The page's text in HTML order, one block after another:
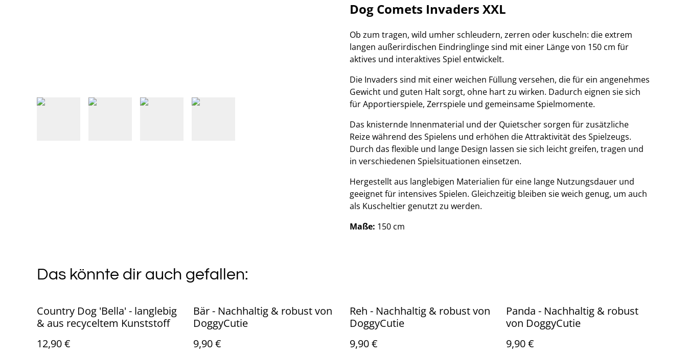
Dog Comets Invaders XXL
Ob zum tragen, wild umher schleudern, zerren oder kuscheln: die extrem
langen außerirdischen Eindringlinge sind mit einer Länge von 150 cm für
aktives und interaktives Spiel entwickelt.
Die Invaders sind mit einer weichen Füllung versehen, die für ein angenehmes
Gewicht und guten Halt sorgt, ohne hart zu wirken. Dadurch eignen sie sich
für Apportierspiele, Zerrspiele und gemeinsame Spielmomente.
Das knisternde Innenmaterial und der Quietscher sorgen für zusätzliche
Reize während des Spielens und erhöhen die Attraktivität des Spielzeugs.
Durch das flexible und lange Design lassen sie sich leicht greifen, tragen und
in verschiedenen Spielsituationen einsetzen.
Hergestellt aus langlebigen Materialien für eine lange Nutzungsdauer und
geeignet für intensives Spielen. Gleichzeitig bleiben sie weich genug, um auch
als Kuscheltier genutzt zu werden.
Maße: 150 cm
Das könnte dir auch gefallen:
Country Dog 'Bella' - langlebig
& aus recyceltem Kunststoff
12,90 €
Bär - Nachhaltig & robust von
DoggyCutie
9,90 €
Reh - Nachhaltig & robust von
DoggyCutie
9,90 €
Panda - Nachhaltig & robust
von DoggyCutie
9,90 €